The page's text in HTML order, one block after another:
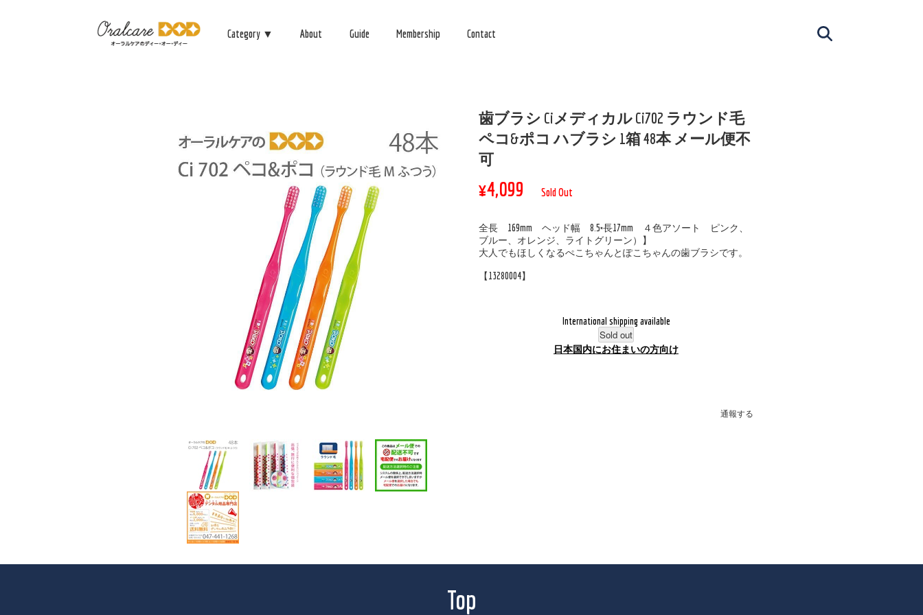
Category ▼ About Guide Membership Contact
歯ブラシ Ciメディカル Ci702 ラウンド毛
ペコ&ポコ ハブラシ 1箱 48本 メール便不
可
¥4,099 Sold Out
全長 169mm ヘッド幅 8.5×長17mm ４色アソート ピンク、
ブルー、オレンジ、ライトグリーン）】
大人でもほしくなるぺこちゃんとぽこちゃんの歯ブラシです。
【13280004】
International shipping available
Sold out
日本国内にお住まいの方向け
通報する
Top